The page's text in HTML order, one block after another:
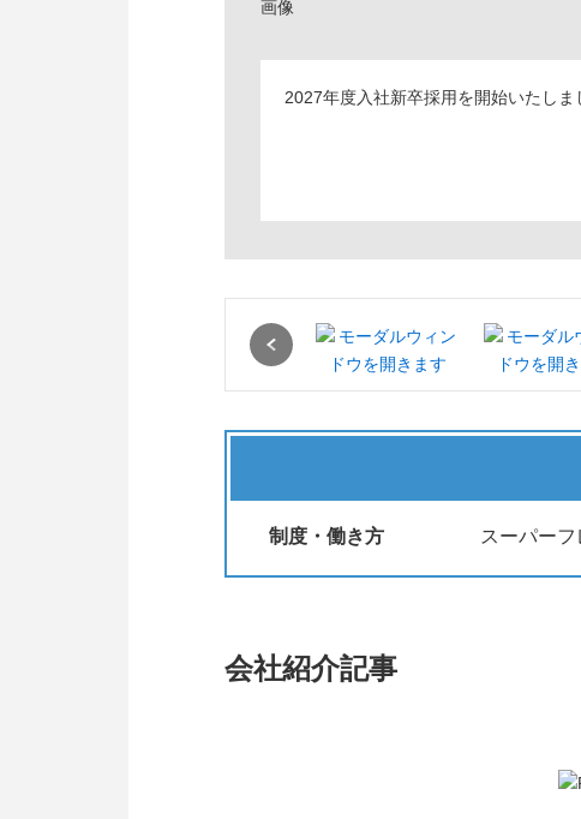
2027年度入社新卒採用を開始いたしま
制度・働き方 スーパー
会社紹介記事